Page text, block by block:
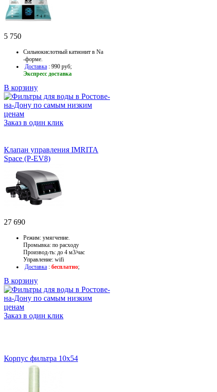
5 750
Сильнокислотный катионит в Na
-форме.
Доставка : 990 руб;
Экспресс доставка
В корзину
Заказ в один клик
Клапан управления IMRITA
Space (P-EV8)
27 690
Режим: умягчение.
Промывка: по расходу
Производ-ть: до 4 м3/час
Управление: wifi
Доставка : бесплатно;
В корзину
Заказ в один клик
Корпус фильтра 10х54